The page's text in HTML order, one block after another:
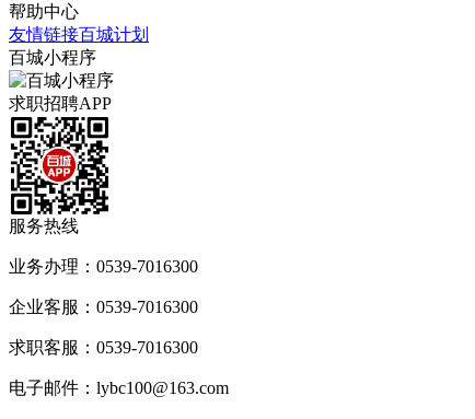
帮助中心
友情链接百城计划
百城小程序
求职招聘APP
服务热线
业务办理：0539-7016300
企业客服：0539-7016300
求职客服：0539-7016300
电子邮件：lybc100@163.com